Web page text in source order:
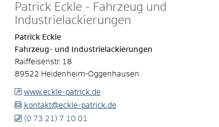
Patrick Eckle - Fahrzeug und
Industrielackierungen
Patrick Eckle
Fahrzeug- und Industrielackierungen
Raiffeisenstr. 18
89522 Heidenheim-Oggenhausen
www.eckle-patrick.de
kontakt@eckle-patrick.de
(0 73 21) 7 10 01